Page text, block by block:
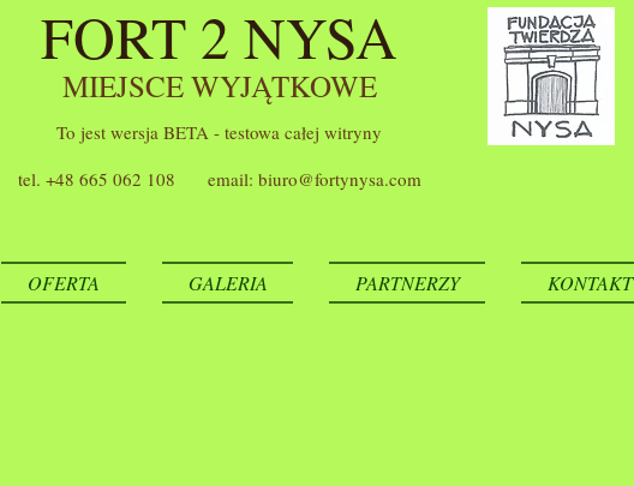
FORT 2 NYSA
MIEJSCE WYJĄTKOWE
To jest wersja BETA - testowa całej witryny
tel. +48 665 062 108 email: biuro@fortynysa.com
OFERTA GALERIA PARTNERZY KONTAKT